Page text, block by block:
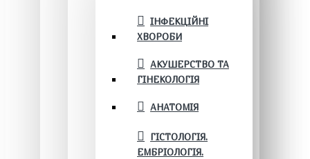
ІНФЕКЦІЙНІ
ХВОРОБИ
АКУШЕРСТВО ТА
ГІНЕКОЛОГІЯ
АНАТОМІЯ
ГІСТОЛОГІЯ.
ЕМБРІОЛОГІЯ.